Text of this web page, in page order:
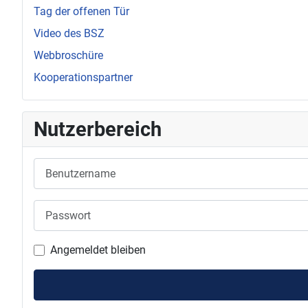
Tag der offenen Tür
Video des BSZ
Webbroschüre
Kooperationspartner
Nutzerbereich
Angemeldet bleiben